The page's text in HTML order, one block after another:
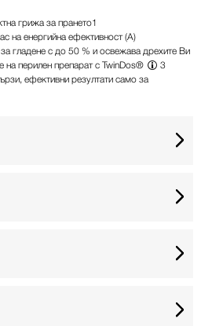
грижа за прането1
на енергийна ефективност (A)
гладене с до 50 % и освежава дрехите Ви
на перилен препарат с TwinDos®
3
ефективни резултати само за